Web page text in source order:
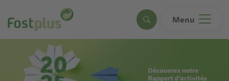
au
contenu
principal
Search Menu